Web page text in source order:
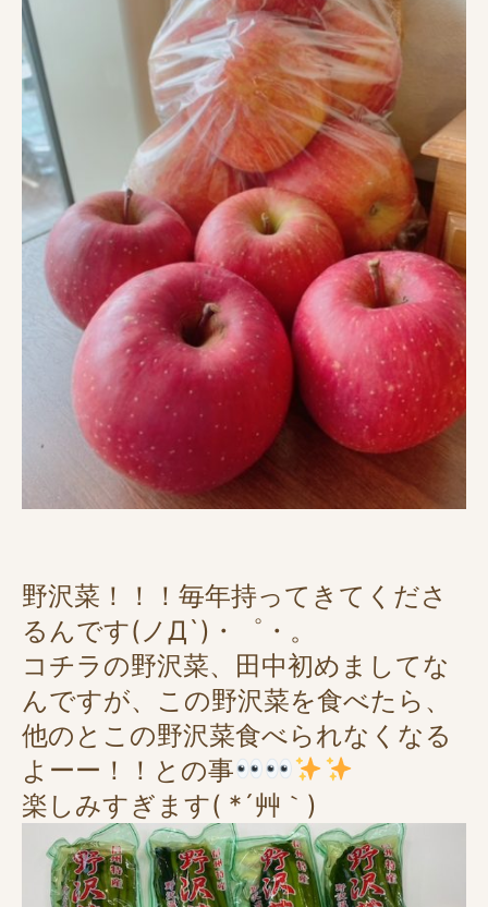
野沢菜！！！毎年持ってきてくださ
るんです(ノД`)・゜・。
コチラの野沢菜、田中初めましてな
んですが、この野沢菜を食べたら、
他のとこの野沢菜食べられなくなる
よーー！！との事
楽しみすぎます( *´艸｀)